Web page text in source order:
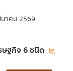
าคม 2569
ษฐกิจ 6 ชนิด